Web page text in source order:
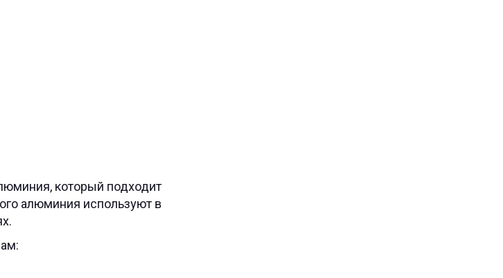
который подходит
алюминия используют в